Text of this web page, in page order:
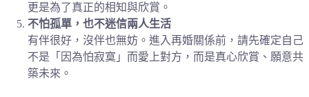
更是為了真正的相知與欣賞。
不怕孤單，也不迷信兩人生活
有伴很好，沒伴也無妨。進入再婚關係前，請先確定自己
不是「因為怕寂寞」而愛上對方，而是真心欣賞、願意共
築未來。